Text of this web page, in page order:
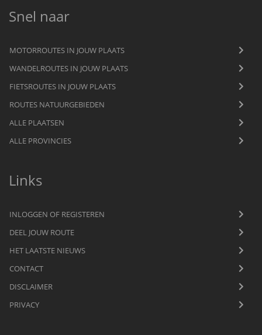
Snel naar
MOTORROUTES IN JOUW PLAATS
WANDELROUTES IN JOUW PLAATS
FIETSROUTES IN JOUW PLAATS
ROUTES NATUURGEBIEDEN
ALLE PLAATSEN
ALLE PROVINCIES
Links
INLOGGEN OF REGISTEREN
DEEL JOUW ROUTE
HET LAATSTE NIEUWS
CONTACT
DISCLAIMER
PRIVACY